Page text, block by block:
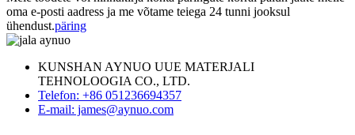
oma e-posti aadress ja me võtame teiega 24 tunni jooksul
ühendust.päring
KUNSHAN AYNUO UUE MATERJALI
TEHNOLOOGIA CO., LTD.
Telefon: +86 051236694357
E-mail: james@aynuo.com